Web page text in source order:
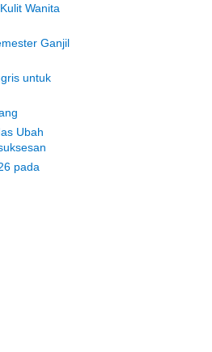
Wanita
Ganjil
untuk
Ubah
pada